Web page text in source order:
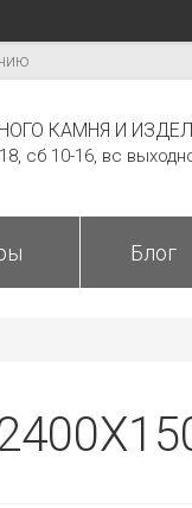
КАМНЯ И
сб 10-16, вс
Блог